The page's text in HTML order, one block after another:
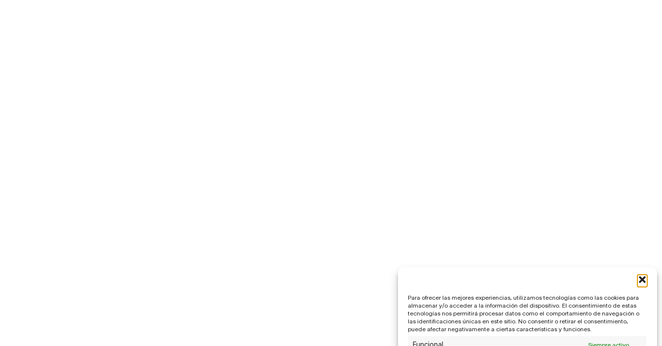
Para ofrecer las mejores experiencias, utilizamos tecnologías como las cookies para
almacenar y/o acceder a la información del dispositivo. El consentimiento de estas
tecnologías nos permitirá procesar datos como el comportamiento de navegación o
las identificaciones únicas en este sitio. No consentir o retirar el consentimiento,
puede afectar negativamente a ciertas características y funciones.